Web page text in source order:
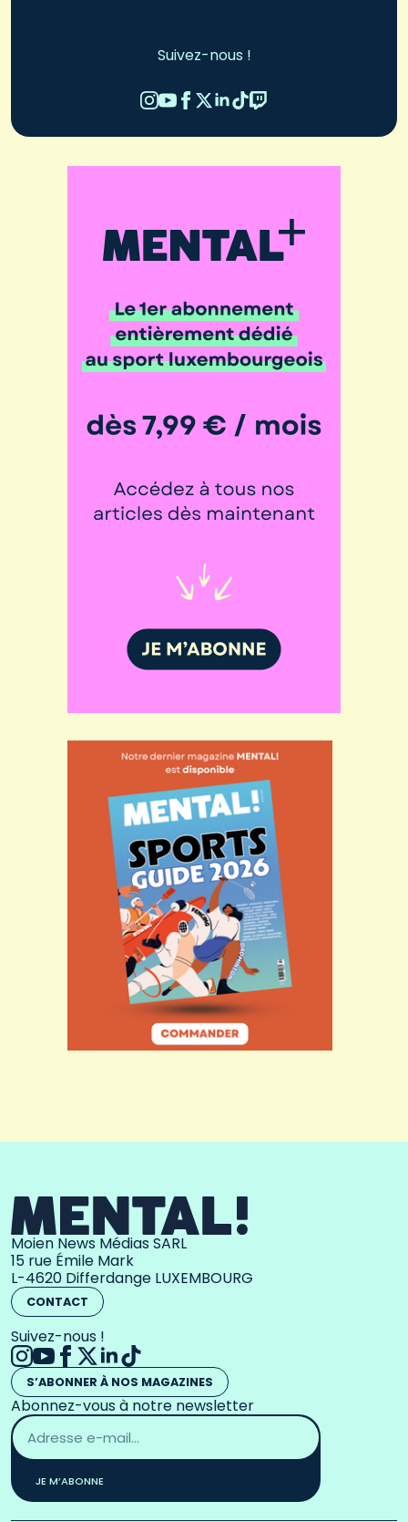
Suivez-nous !
Moien News Médias SARL
15 rue Émile Mark
L-4620 Differdange LUXEMBOURG
CONTACT
Suivez-nous !
S’ABONNER À NOS MAGAZINES
Abonnez-vous à notre newsletter
Adresse
email
*
JE M’ABONNE